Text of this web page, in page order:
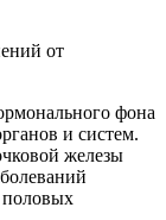
от
фона
и систем.
железы